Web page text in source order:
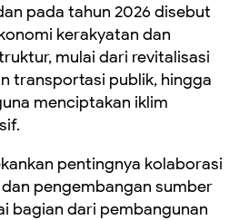
pada tahun 2026 disebut
kerakyatan dan
mulai dari revitalisasi
transportasi publik, hingga
menciptakan iklim
pentingnya kolaborasi
pengembangan sumber
bagian dari pembangunan